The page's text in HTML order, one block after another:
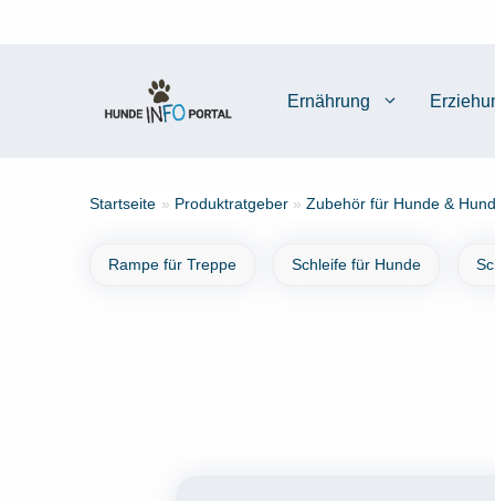
Ernährung
Startseite » Produktratgeber » Zubehör für Hunde &
Rampe für Treppe Schleife für Hunde